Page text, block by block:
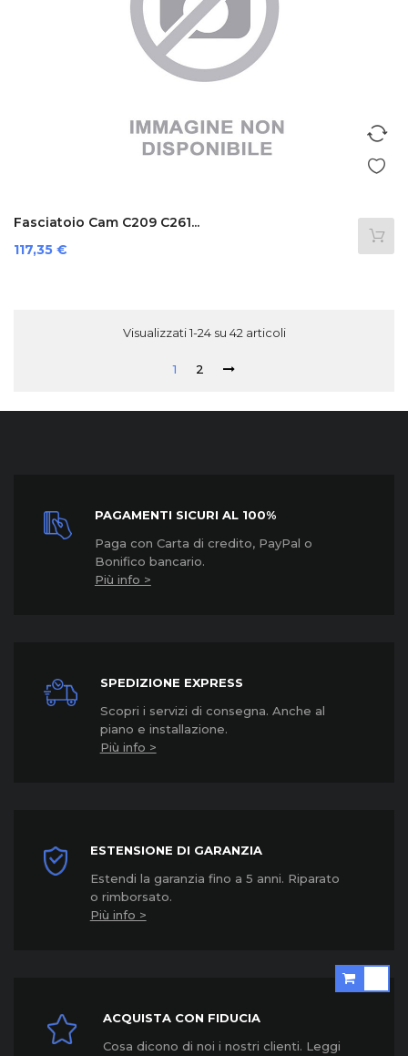
Fasciatoio Cam C209 C261...
Prezzo
117,35 €
Visualizzati 1-24 su 42 articoli
1 2
PAGAMENTI SICURI AL 100%
Paga con Carta di credito, PayPal o
Bonifico bancario.
Più info >
SPEDIZIONE EXPRESS
Scopri i servizi di consegna. Anche al
piano e installazione.
Più info >
ESTENSIONE DI GARANZIA
Estendi la garanzia fino a 5 anni. Riparato
o rimborsato.
Più info >
ACQUISTA CON FIDUCIA
Cosa dicono di noi i nostri clienti. Leggi